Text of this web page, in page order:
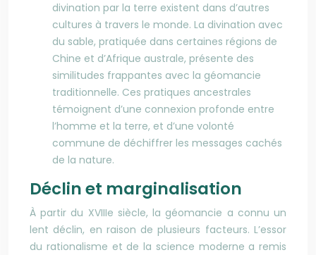
divination par la terre existent dans d’autres
cultures à travers le monde. La divination avec
du sable, pratiquée dans certaines régions de
Chine et d’Afrique australe, présente des
similitudes frappantes avec la géomancie
traditionnelle. Ces pratiques ancestrales
témoignent d’une connexion profonde entre
l’homme et la terre, et d’une volonté
commune de déchiffrer les messages cachés
de la nature.
Déclin et marginalisation
À partir du XVIIIe siècle, la géomancie a connu un
lent déclin, en raison de plusieurs facteurs. L’essor
du rationalisme et de la science moderne a remis